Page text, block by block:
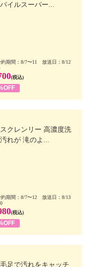
イルスーパー...
約期間：8/7〜11 放送日：8/12
(税込)
クレンリー 高濃度洗
れが 滝のよ...
約期間：8/7〜12 放送日：8/13
(税込)
足で汚れをキャッチ